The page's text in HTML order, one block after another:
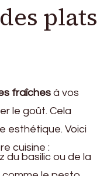
plats
fraîches à vos
le goût. Cela
esthétique. Voici
cuisine :
du basilic ou de la